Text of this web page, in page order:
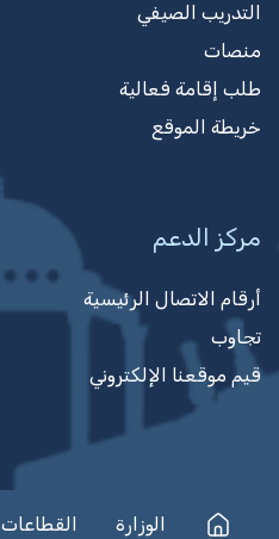
التدريب الصيفي
منصات
طلب إقامة فعالية
خريطة الموقع
مركز الدعم
أرقام الاتصال الرئيسية
تجاوب
قيم موقعنا الإلكتروني
الوزارة القطاعات